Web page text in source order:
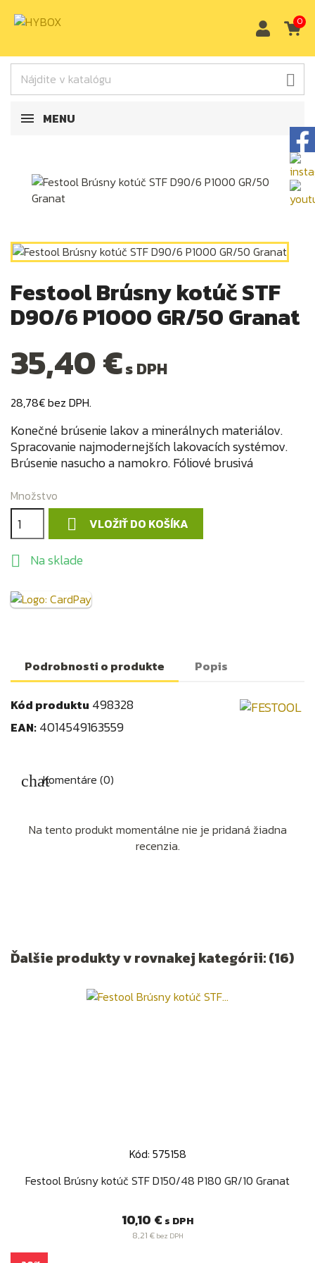

0
MENU
Festool Brúsny kotúč STF
D90/6 P1000 GR/50 Granat
35,40 €s DPH
28,78€ bez DPH.
Konečné brúsenie lakov a minerálnych materiálov.
Spracovanie najmodernejších lakovacích systémov.
Brúsenie nasucho a namokro. Fóliové brusivá
Množstvo
 VLOŽIŤ DO KOŠÍKA
 Na sklade
Podrobnosti o produkte Popis
Kód produktu 498328
EAN: 4014549163559
Komentáre (0)
Na tento produkt momentálne nie je pridaná žiadna
recenzia.
Ďalšie produkty v rovnakej kategórii: (16)
Kód: 575158
Festool Brúsny kotúč STF D150/48 P180 GR/10 Granat
Cena
10,10 € s DPH
8,21 €bez DPH